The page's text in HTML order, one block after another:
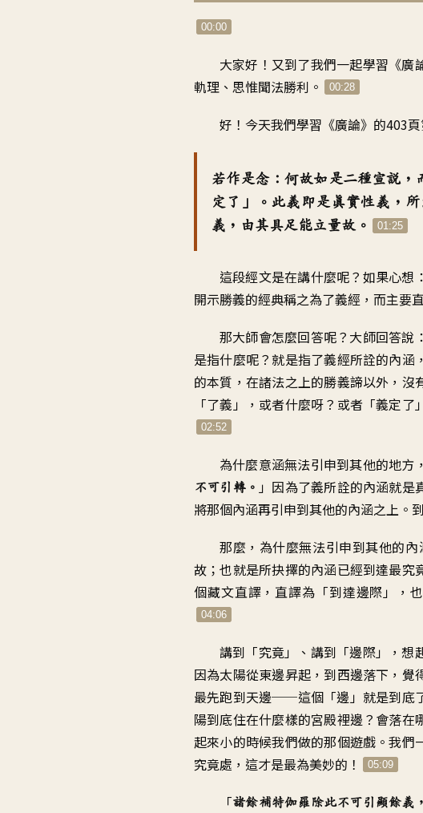
00:00
大家好 ！ 又到了我們一起學習 《廣
軌理、思惟聞法勝利 。 00:28
好！今天我們學習 《廣論》的403
若作是念： 何故如是二種宣說 ，
定了 」。 此義即是真實性義 ，
義 ， 由其具足能立量故 。 01:25
這段經文是在講什麼呢？ 如果心想 ：
開示勝義的經典稱之為了義經 ， 而主要
那大師會怎麼回答呢？ 大師回答說
是指什麼呢？就是指了義經所詮的內涵
的本質 ， 在諸法之上的勝義諦以外 ， 沒
「了義」， 或者什麼呀？或者「義定了
02:52
為什麼意涵無法引申到其他的地方 ，
不可引轉。 」 因為了義所詮的內涵就是
將那個內涵再引申到其他的內涵之上 。
那麼，為什麼無法引申到其他的內
故 ；也就是所抉擇的內涵已經到達最究
個藏文直譯 ，直譯為「到達邊際」，
04:06
講到「究竟」、 講到「邊際」，想
因為太陽從東邊昇起，到西邊落下 ， 覺
最先跑到天邊──這個「邊」就是到底
陽到底住在什麼樣的宮殿裡邊 ？ 會落在
起來小的時候我們做的那個遊戲 。我們
究竟處 ， 這才是最為美妙的 ！ 05:09
「諸餘補特伽羅除此不可引顯餘義 ，